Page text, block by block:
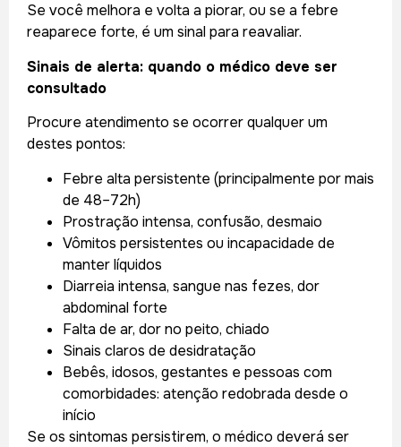
Se você melhora e volta a piorar, ou se a febre
reaparece forte, é um sinal para reavaliar.
Sinais de alerta: quando o médico deve ser
consultado
Procure atendimento se ocorrer qualquer um
destes pontos:
Febre alta persistente (principalmente por mais
de 48–72h)
Prostração intensa, confusão, desmaio
Vômitos persistentes ou incapacidade de
manter líquidos
Diarreia intensa, sangue nas fezes, dor
abdominal forte
Falta de ar, dor no peito, chiado
Sinais claros de desidratação
Bebês, idosos, gestantes e pessoas com
comorbidades: atenção redobrada desde o
início
Se os sintomas persistirem, o médico deverá ser